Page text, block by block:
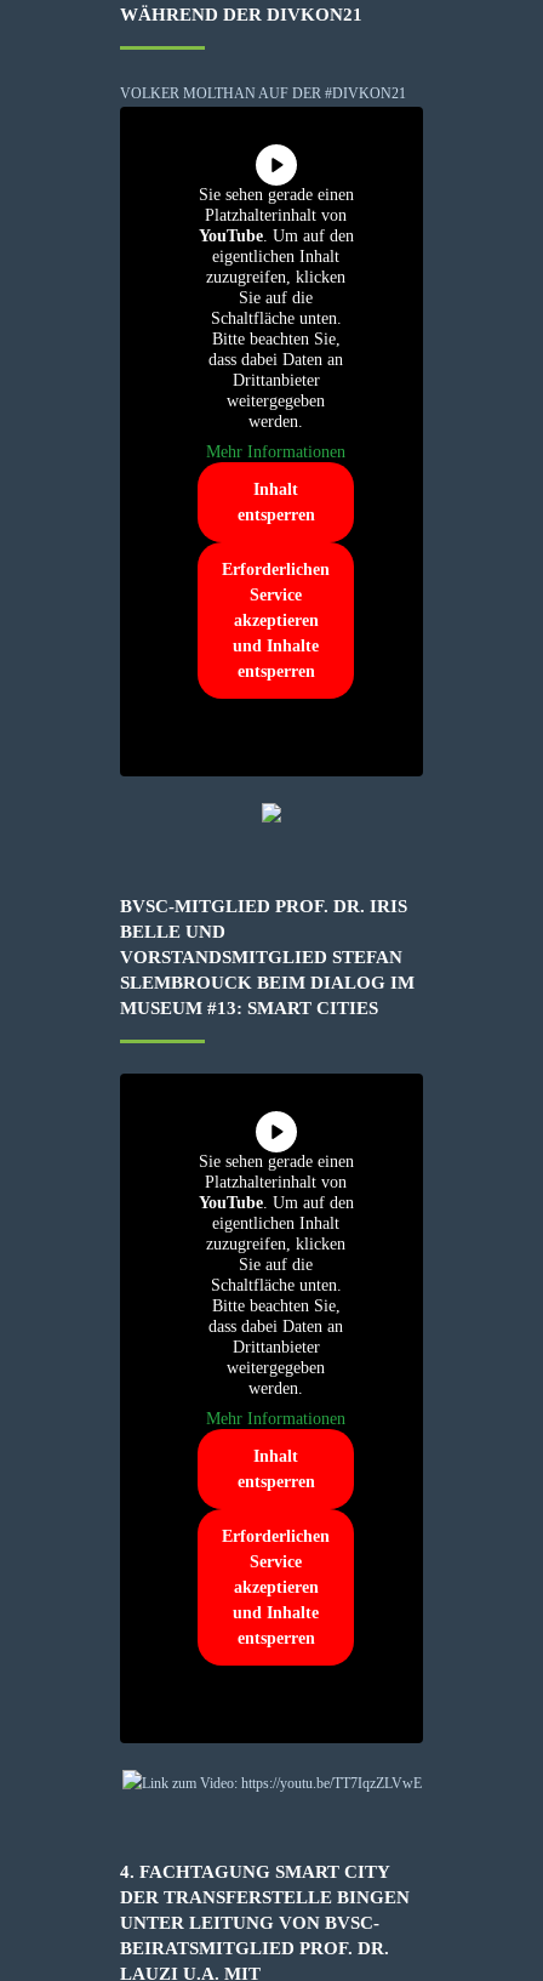
WÄHREND DER DIVKON21
VOLKER MOLTHAN AUF DER #DIVKON21
Sie sehen gerade einen
Platzhalterinhalt von
YouTube. Um auf den
eigentlichen Inhalt
zuzugreifen, klicken
Sie auf die
Schaltfläche unten.
Bitte beachten Sie,
dass dabei Daten an
Drittanbieter
weitergegeben
werden.
Mehr Informationen
Inhalt
entsperren
Erforderlichen
Service
akzeptieren
und Inhalte
entsperren
BVSC-MITGLIED PROF. DR. IRIS
BELLE UND
VORSTANDSMITGLIED STEFAN
SLEMBROUCK BEIM DIALOG IM
MUSEUM #13: SMART CITIES
Sie sehen gerade einen
Platzhalterinhalt von
YouTube. Um auf den
eigentlichen Inhalt
zuzugreifen, klicken
Sie auf die
Schaltfläche unten.
Bitte beachten Sie,
dass dabei Daten an
Drittanbieter
weitergegeben
werden.
Mehr Informationen
Inhalt
entsperren
Erforderlichen
Service
akzeptieren
und Inhalte
entsperren
4. FACHTAGUNG SMART CITY
DER TRANSFERSTELLE BINGEN
UNTER LEITUNG VON BVSC-
BEIRATSMITGLIED PROF. DR.
LAUZI U.A. MIT